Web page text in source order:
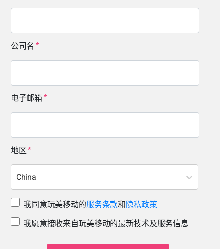
公司名
电子邮箱
地区
China
我同意玩美移动的服务条款和 隐私政策
我愿意接收来自玩美移动的最新技术及服务信息